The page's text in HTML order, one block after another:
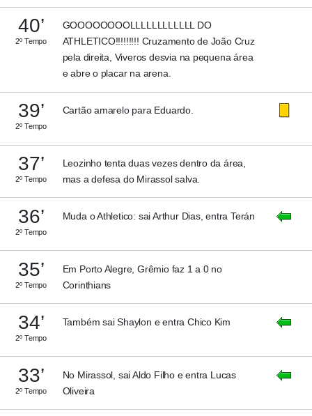
40’
2º Tempo
GOOOOOOOOLLLLLLLLLLLL DO
ATHLETICO!!!!!!!!! Cruzamento de João Cruz
pela direita, Viveros desvia na pequena área
e abre o placar na arena.
39’
2º Tempo
Cartão amarelo para Eduardo.
37’
2º Tempo
Leozinho tenta duas vezes dentro da área,
mas a defesa do Mirassol salva.
36’
2º Tempo
Muda o Athletico: sai Arthur Dias, entra Terán
35’
2º Tempo
Em Porto Alegre, Grêmio faz 1 a 0 no
Corinthians
34’
2º Tempo
Também sai Shaylon e entra Chico Kim
33’
2º Tempo
No Mirassol, sai Aldo Filho e entra Lucas
Oliveira